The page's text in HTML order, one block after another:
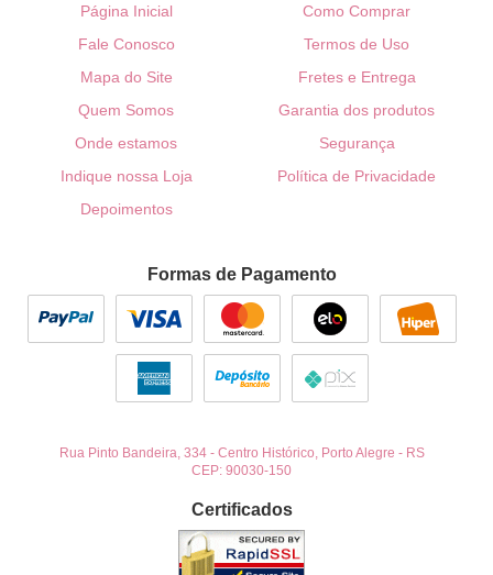
Página Inicial
Fale Conosco
Mapa do Site
Quem Somos
Onde estamos
Indique nossa Loja
Depoimentos
Como Comprar
Termos de Uso
Fretes e Entrega
Garantia dos produtos
Segurança
Política de Privacidade
Formas de Pagamento
Rua Pinto Bandeira, 334- Centro Histórico, Porto Alegre - RS
CEP: 90030-150
Certificados